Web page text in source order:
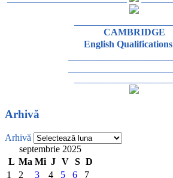
CAMBRIDGE
English Qualifications
Arhivă
Arhivă
septembrie 2025
L Ma Mi J V S D
1
2 3 4 5 6
7